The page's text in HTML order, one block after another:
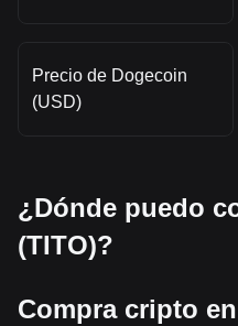
Precio de Dogecoin
(USD)
¿Dónde puedo
(TITO)?
Compra cripto